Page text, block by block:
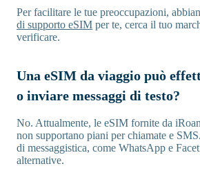
Per facilitare le tue preoccupazioni,
di supporto eSIM per te, cerca il tuo
verificare.
Una eSIM da viaggio può
o inviare messaggi di testo?
No. Attualmente, le eSIM fornite da
non supportano piani per chiamate e
di messaggistica, come WhatsApp e
alternative.